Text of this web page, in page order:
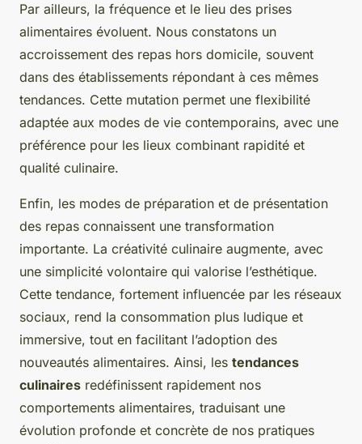
Par ailleurs, la fréquence et le lieu des prises
alimentaires évoluent. Nous constatons un
accroissement des repas hors domicile, souvent
dans des établissements répondant à ces mêmes
tendances. Cette mutation permet une flexibilité
adaptée aux modes de vie contemporains, avec une
préférence pour les lieux combinant rapidité et
qualité culinaire.
Enfin, les modes de préparation et de présentation
des repas connaissent une transformation
importante. La créativité culinaire augmente, avec
une simplicité volontaire qui valorise l’esthétique.
Cette tendance, fortement influencée par les réseaux
sociaux, rend la consommation plus ludique et
immersive, tout en facilitant l’adoption des
nouveautés alimentaires. Ainsi, les tendances
culinaires redéfinissent rapidement nos
comportements alimentaires, traduisant une
évolution profonde et concrète de nos pratiques